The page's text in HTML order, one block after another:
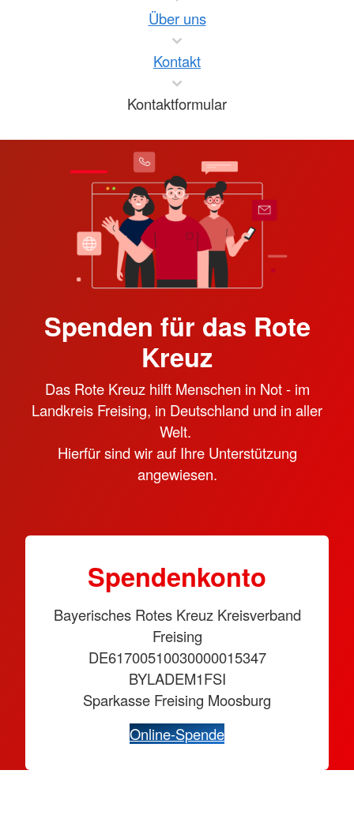
Über uns
Kontakt
Kontaktformular
Spenden für das Rote
Kreuz
Das Rote Kreuz hilft Menschen in Not - im
Landkreis Freising, in Deutschland und in aller
Welt.
Hierfür sind wir auf Ihre Unterstützung
angewiesen.
Spendenkonto
Bayerisches Rotes Kreuz Kreisverband
Freising
DE61700510030000015347
BYLADEM1FSI
Sparkasse Freising Moosburg
Online-Spende